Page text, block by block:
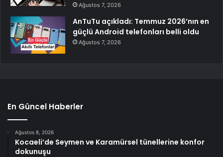
Ağustos 7, 2026
AnTuTu açıkladı: Temmuz 2026’nın en
güçlü Android telefonları belli oldu
Ağustos 7, 2026
En Güncel Haberler
Ağustos 8, 2026
Kocaeli’de Seymen ve Karamürsel tünellerine konfor
dokunuşu